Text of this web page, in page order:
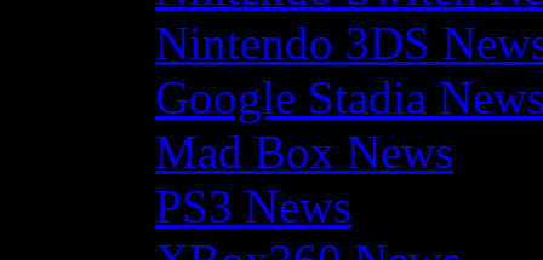
Nintendo 3DS
Google Stadia
Mad Box News
PS3 News